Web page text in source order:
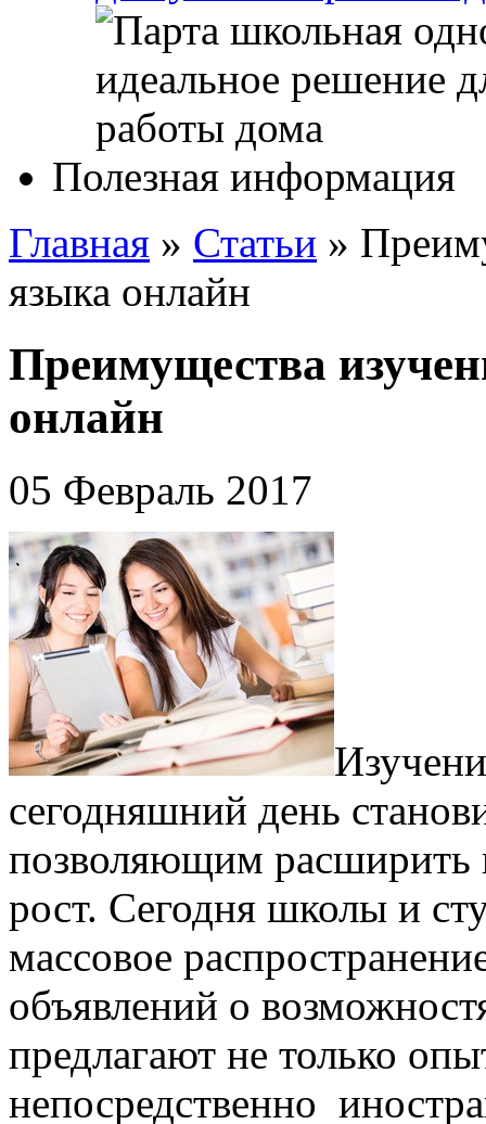
Полезная информация
Главная » Статьи »
языка онлайн
Преимущества
онлайн
05 Февраль 2017
сегодняшний день
позволяющим расширить
рост. Сегодня школы и
массовое
объявлений о
предлагают не только
непосредственно